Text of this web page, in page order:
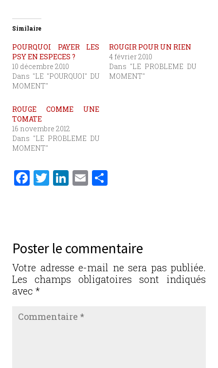
Similaire
POURQUOI PAYER LES
PSY EN ESPECES ?
10 décembre 2010
Dans "LE "POURQUOI" DU
MOMENT"
ROUGIR POUR UN RIEN
4 février 2010
Dans "LE PROBLEME DU
MOMENT"
ROUGE COMME UNE
TOMATE
16 novembre 2012
Dans "LE PROBLEME DU
MOMENT"
F
b
o
o
k
T
r
Li
n
E
er
Poster le commentaire
Votre adresse e-mail ne sera pas publiée.
Les champs obligatoires sont indiqués
avec *